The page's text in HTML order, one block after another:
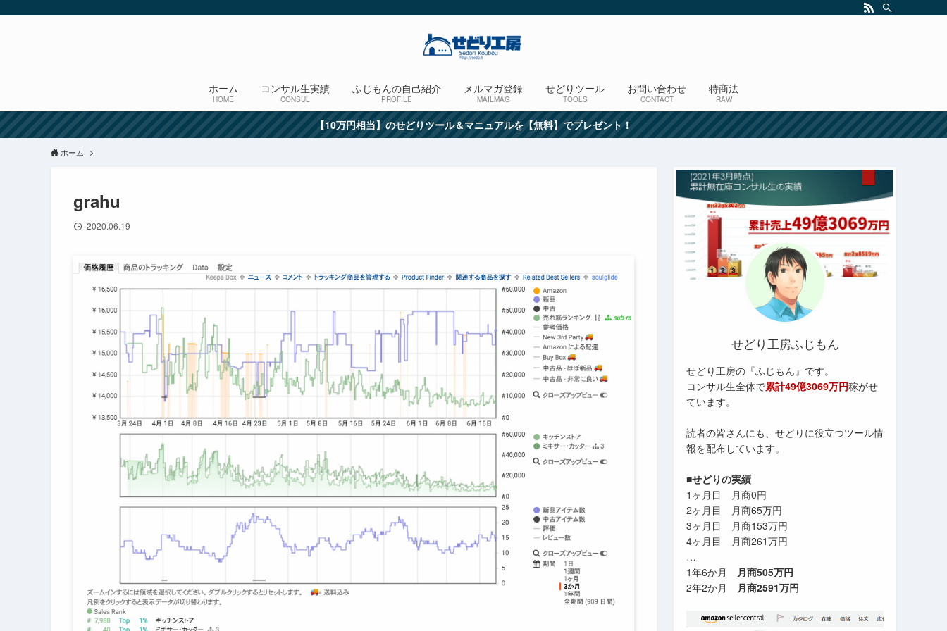
ホーム
HOME
コンサル生実績
CONSUL
ふじもんの自己紹介
PROFILE
メルマガ登録
MAILMAG
せどりツール
TOOLS
お問い合わせ
CONTACT
特商法
RAW
【10万円相当】のせどりツール＆マニュアルを【無料】でプレゼント！
ホーム
grahu
2020.06.19
せどり工房ふじもん
せどり工房の『ふじもん』です。
コンサル生全体で累計49億3069万円稼がせ
ています。
読者の皆さんにも、せどりに役立つツール情
報を配布しています。
■せどりの実績
1ヶ月目 月商0円
2ヶ月目 月商65万円
3ヶ月目 月商153万円
4ヶ月目 月商261万円
…
1年6か月 月商505万円
2年2か月 月商2591万円